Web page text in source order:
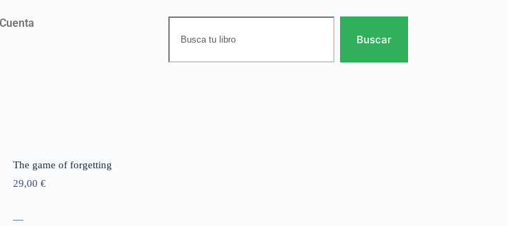
Buscar
The game of forgetting
29,00 €
—